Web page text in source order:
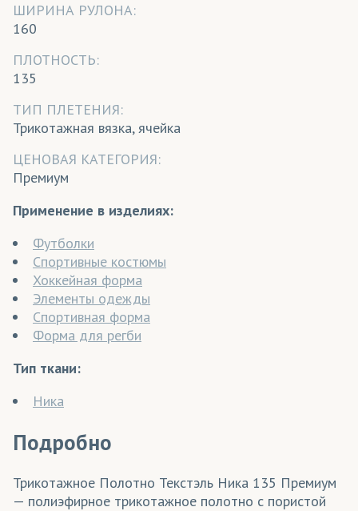
ШИРИНА РУЛОНА:
160
ПЛОТНОСТЬ:
135
ТИП ПЛЕТЕНИЯ:
Трикотажная вязка, ячейка
ЦЕНОВАЯ КАТЕГОРИЯ:
Премиум
Применение в изделиях:
Футболки
Спортивные костюмы
Хоккейная форма
Элементы одежды
Спортивная форма
Форма для регби
Тип ткани:
Ника
Подробно
Трикотажное Полотно Текстэль Ника 135 Премиум
— полиэфирное трикотажное полотно с пористой